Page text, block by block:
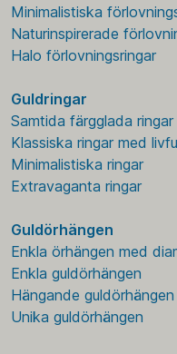
Minimalistiska
Naturinspirerade
Halo förlovningsringar
Guldringar
Samtida färgglada ringar
Klassiska ringar med
Minimalistiska ringar
Extravaganta ringar
Guldörhängen
Enkla örhängen med
Enkla guldörhängen
Hängande guldörhängen
Unika guldörhängen